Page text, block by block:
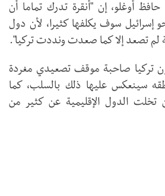
أوغلو، إن "أنقرة تدرك تماما أن
إسرائيل سوف يكلفها كثيرا، لأن دول
لم تصعد إلا كما صعدت ونددت تركيا".
تركيا صاحبة موقف تصعيدي مغردة
سينعكس عليها ذلك بالسلب، كما
الدول الإقليمية عن كثير من